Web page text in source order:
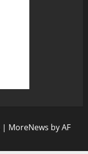
| MoreNews by AF